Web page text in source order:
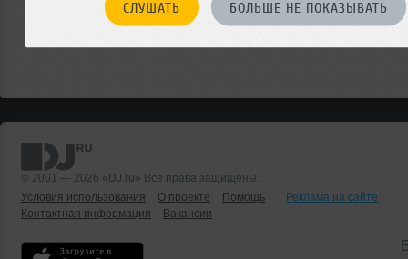
СЛУШАТЬ БОЛЬШЕ НЕ ПОКАЗЫВАТЬ
© 2001 — 2026 «DJ.ru» Все права защищены.
Условия использования
О проекте Помощь
Реклама на сайте
Контактная информация
Вакансии